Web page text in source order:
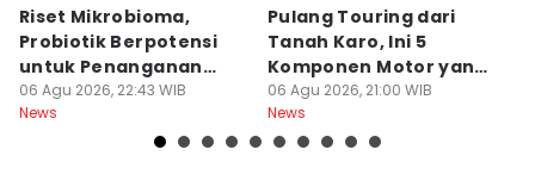
Riset Mikrobioma,
Probiotik Berpotensi
untuk Penanganan
Jerawat
06 Agu 2026, 22:43 WIB
News
Pulang Touring dari
Tanah Karo, Ini 5
Komponen Motor yang
Wajib Dicek
06 Agu 2026, 21:00 WIB
News